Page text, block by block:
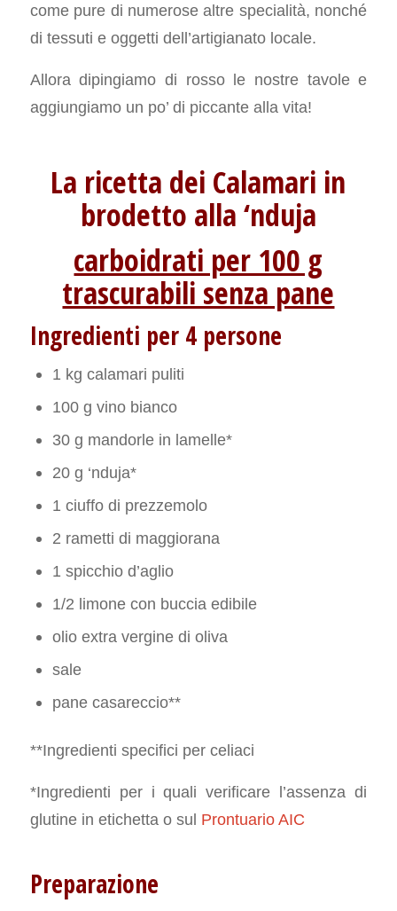
come pure di numerose altre specialità, nonché
di tessuti e oggetti dell’artigianato locale.
Allora dipingiamo di rosso le nostre tavole e
aggiungiamo un po’ di piccante alla vita!
La ricetta dei Calamari in
brodetto alla ‘nduja
carboidrati per 100 g
trascurabili senza pane
Ingredienti per 4 persone
1 kg calamari puliti
100 g vino bianco
30 g mandorle in lamelle*
20 g ‘nduja*
1 ciuffo di prezzemolo
2 rametti di maggiorana
1 spicchio d’aglio
1/2 limone con buccia edibile
olio extra vergine di oliva
sale
pane casareccio**
**Ingredienti specifici per celiaci
*Ingredienti per i quali verificare l’assenza di
glutine in etichetta o sul Prontuario AIC
Preparazione